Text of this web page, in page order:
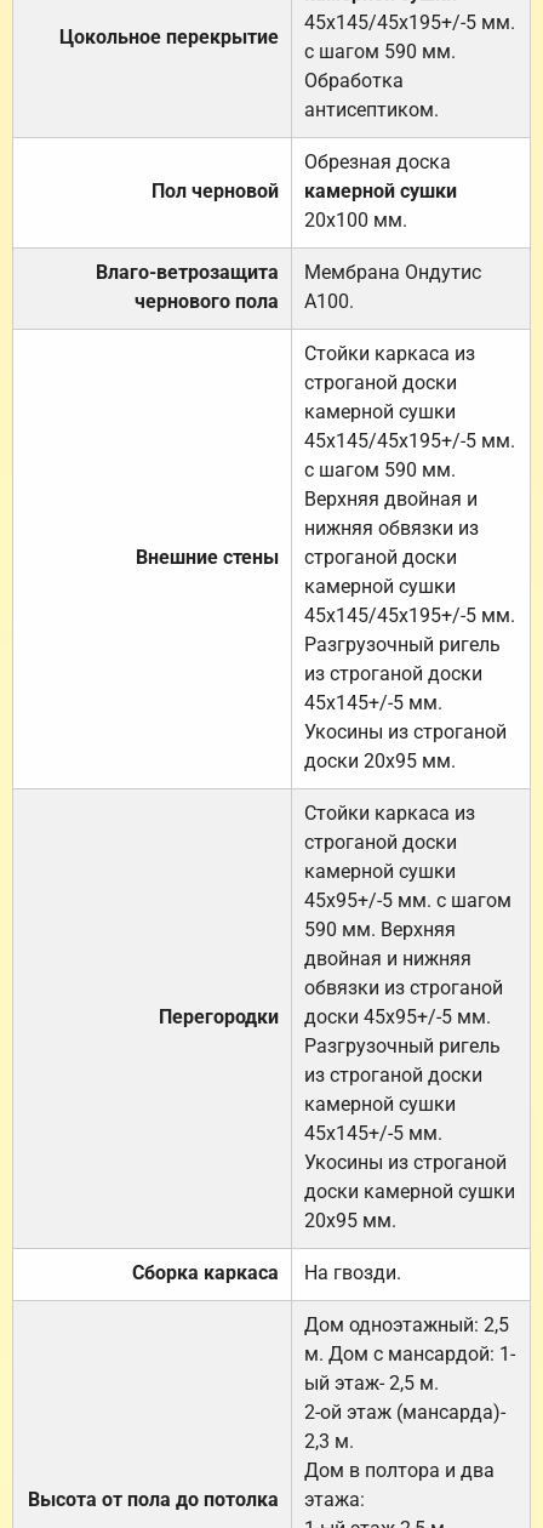
Цокольное перекрытие
45х145/45х195+/-5 мм.
с шагом 590 мм.
Обработка
антисептиком.
Пол черновой
Обрезная доска
камерной сушки
20х100 мм.
Влаго-ветрозащита
чернового пола
Мембрана Ондутис
А100.
Внешние стены
Стойки каркаса из
строганой доски
камерной сушки
45х145/45х195+/-5 мм.
с шагом 590 мм.
Верхняя двойная и
нижняя обвязки из
строганой доски
камерной сушки
45х145/45х195+/-5 мм.
Разгрузочный ригель
из строганой доски
45х145+/-5 мм.
Укосины из строганой
доски 20х95 мм.
Перегородки
Стойки каркаса из
строганой доски
камерной сушки
45х95+/-5 мм. с шагом
590 мм. Верхняя
двойная и нижняя
обвязки из строганой
доски 45х95+/-5 мм.
Разгрузочный ригель
из строганой доски
камерной сушки
45х145+/-5 мм.
Укосины из строганой
доски камерной сушки
20х95 мм.
Сборка каркаса На гвозди.
Высота от пола до потолка
Дом одноэтажный: 2,5
м. Дом с мансардой: 1-
ый этаж- 2,5 м.
2-ой этаж (мансарда)-
2,3 м.
Дом в полтора и два
этажа: